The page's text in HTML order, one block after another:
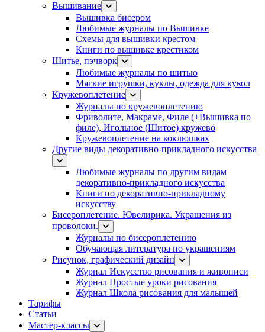
Вышивание
Вышивка бисером
Любимые журналы по Вышивке
Схемы для вышивки крестом
Книги по вышивке крестиком
Шитье, пэчворк
Любимые журналы по шитью
Мягкие игрушки, куклы, одежда для кукол
Кружевоплетение
Журналы по кружевоплетению
Фриволите, Макраме, Филе (+Вышивка по
филе), Игольное (Шитое) кружево
Кружевоплетение на коклюшках
Другие виды декоративно-прикладного искусства
Любимые журналы по другим видам
декоративно-прикладного искусства
Книги по декоративно-прикладному
искусству
Бисероплетение. Ювелирика. Украшения из
проволоки.
Журналы по бисероплетению
Обучающая литература по украшениям
Рисунок, графический дизайн
Журнал Искусство рисования и живописи
Журнал Простые уроки рисования
Журнал Школа рисования для малышей
Тарифы
Статьи
Мастер-классы